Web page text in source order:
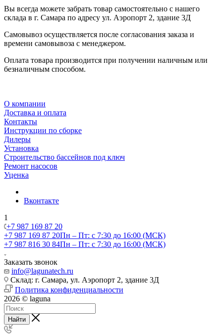
Вы всегда можете забрать товар самостоятельно с нашего
склада в г. Самара по адресу ул. Аэропорт 2, здание 3Д
Самовывоз осуществляется после согласования заказа и
времени самовывоза с менеджером.
Оплата товара производится при получении наличным или
безналичным способом.
О компании
Доставка и оплата
Контакты
Инструкции по сборке
Дилеры
Установка
Строительство бассейнов под ключ
Ремонт насосов
Уценка
Вконтакте
1
+7 987 169 87 20
+7 987 169 87 20Пн – Пт: с 7:30 до 16:00 (МСК)
+7 987 816 30 84Пн – Пт: с 7:30 до 16:00 (МСК)
Заказать звонок
info@lagunatech.ru
Склад: г. Самара, ул. Аэропорт 2, здание 3Д
Политика конфиденциальности
2026 © laguna
Найти